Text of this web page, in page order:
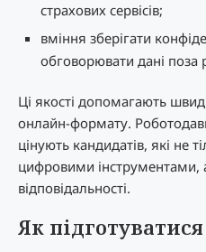
страхових сервісів;
вміння зберігати
обговорювати дані поза
Ці якості допомагають
онлайн-формату.
цінують кандидатів, які не
цифровими інструментами,
відповідальності.
Як